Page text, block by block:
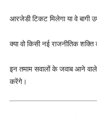
आरजेडी टिकट मिलेगा या वे बागी
क्या वो किसी नई राजनीतिक
इन तमाम सवालों के जवाब आने वाले
करेंगे।